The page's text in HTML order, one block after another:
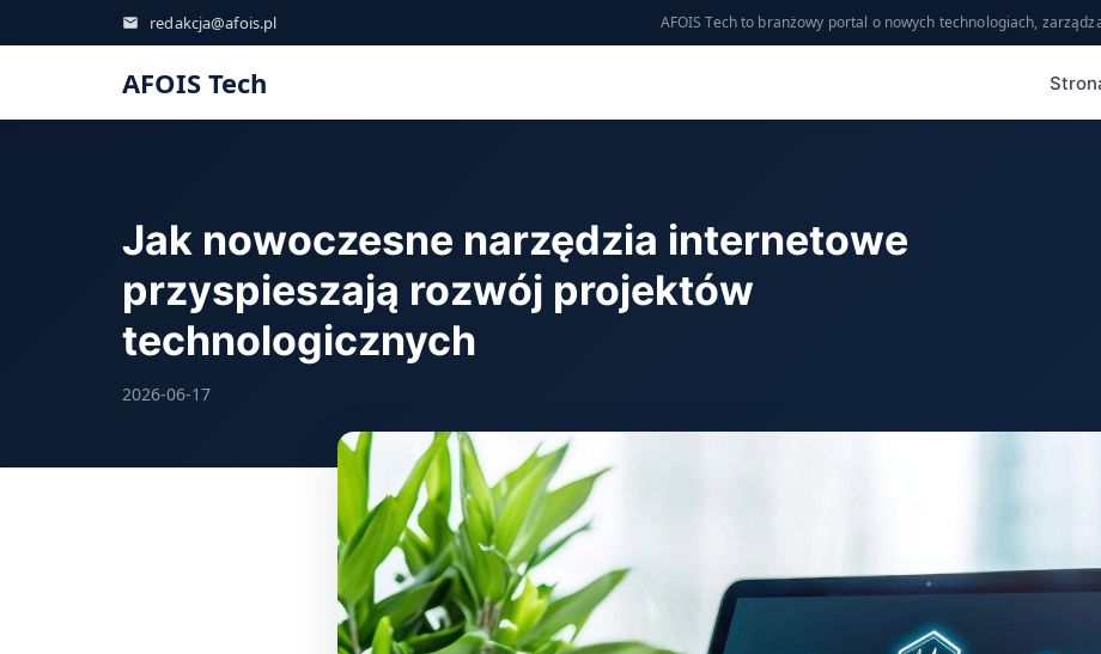
redakcja@afois.pl AFOIS Tech to branżowy portal o nowych technologiach,
AFOIS Tech
Jak nowoczesne narzędzia internetowe
przyspieszają rozwój projektów
technologicznych
2026-06-17